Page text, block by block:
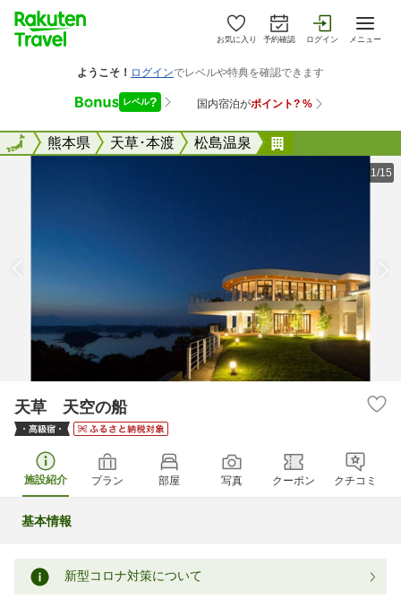
お気に入り 予約確認 ログイン メニュー
全国熊本県 天草･本渡 松島温泉
全国
1/15
天草 天空の船
施設紹介 プラン 部屋 写真 クーポン クチコミ
基本情報
新型コロナ対策について